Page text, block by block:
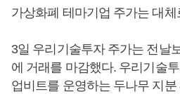
가상화폐 테마기업 주가는 대체
3일 우리기술투자 주가는 전날
에 거래를 마감했다. 우리기술
업비트를 운영하는 두나무 지